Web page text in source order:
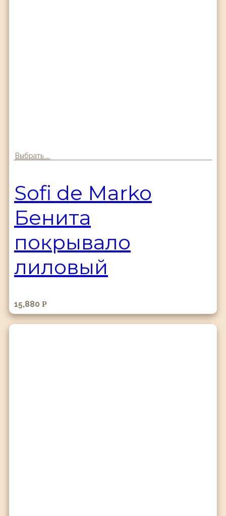
Выбрать ...
Sofi de Marko
Бенита
покрывало
лиловый
15,880 Р